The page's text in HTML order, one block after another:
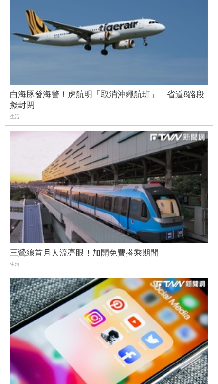
白海豚發海警！虎航明「取消沖繩航班」 省道8路段
擬封閉
生活
三鶯線首月人流亮眼！加開免費搭乘期間
生活